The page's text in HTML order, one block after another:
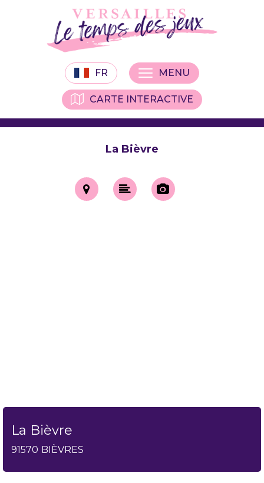
FR
CARTE INTERACTIVE
MENU
La Bièvre
La Bièvre
91570 BIÈVRES